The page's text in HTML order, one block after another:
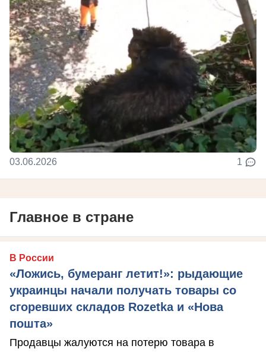
03.06.2026 1
Главное в стране
В России
«Ложись, бумеранг летит!»: рыдающие
украинцы начали получать товары со
сгоревших складов Rozetka и «Нова
пошта»
Продавцы жалуются на потерю товара в